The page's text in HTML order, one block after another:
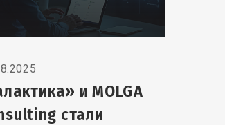
и MOLGA
стали